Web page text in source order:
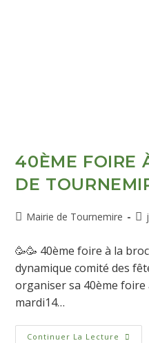
40ÈME FOIRE
DE
Mairie de Tournemire
🥳🥳 40ème foire à la
dynamique comité des
organiser sa 40ème
mardi14…
Continuer La Lecture